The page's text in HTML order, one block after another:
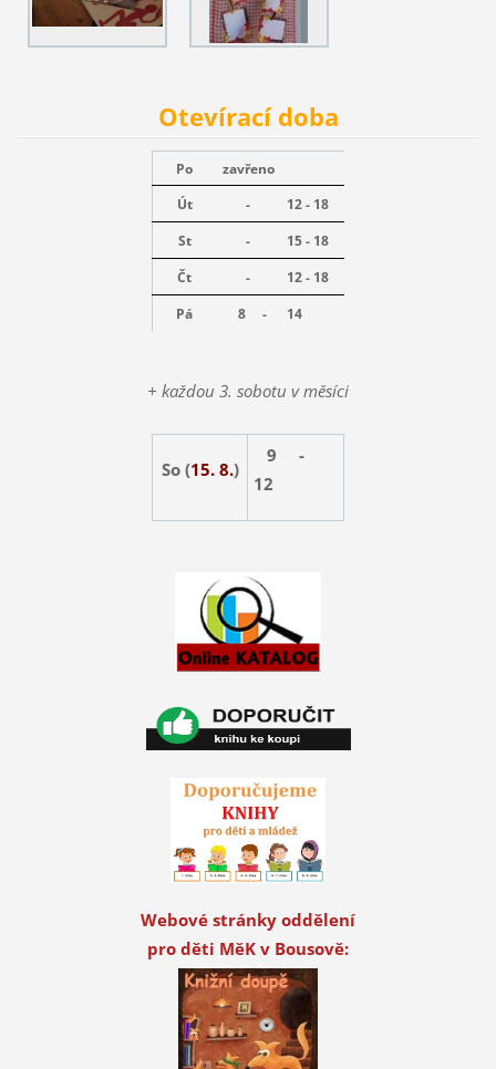
Otevírací doba
Po
zavřeno
Út
-
12 - 18
St
-
15 - 18
Čt
-
12 - 18
Pá
8 - 14
+ každou 3. sobotu v měsíci
So (15. 8.)
9 -
12
Webové stránky oddělení
pro děti MěK v Bousově: